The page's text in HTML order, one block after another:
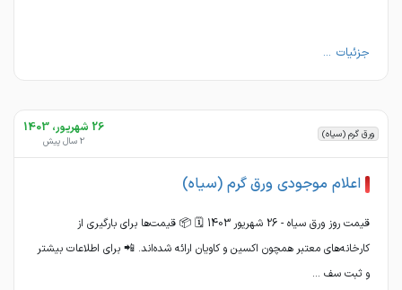
جزئیات ...
ورق گرم (سیاه) 26 شهریور، 1403
2 سال پیش
اعلام موجودی ورق گرم (سیاه)
قیمت روز ورق سیاه - 26 شهریور 1403 🗓 📦 قیمت‌ها برای بارگیری از
کارخانه‌های معتبر همچون اکسین و کاویان ارائه شده‌اند. 📲 برای اطلاعات بیشتر
و ثبت سف ...